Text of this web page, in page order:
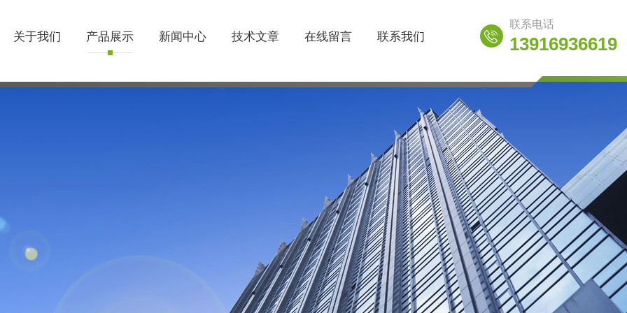
关于我们 产品展示 新闻中心 技术文章 在线留言 联系我们
联系电话
13916936619